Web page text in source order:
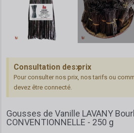
Consultation des prix
Pour consulter nos prix, nos tarifs ou
devez être connecté.
Gousses de Vanille LAVANY
CONVENTIONNELLE - 250 g